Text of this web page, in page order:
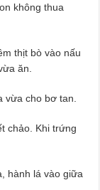
không thua
thịt bò vào nấu
ăn.
vừa cho bơ tan.
chảo. Khi trứng
hành lá vào giữa